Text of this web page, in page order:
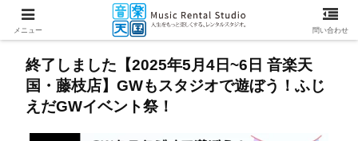
終了しました【2025年5月4日~6日 音楽天
国・藤枝店】GWもスタジオで遊ぼう！ふじ
えだGWイベント祭！
メニュー 問い合わせ